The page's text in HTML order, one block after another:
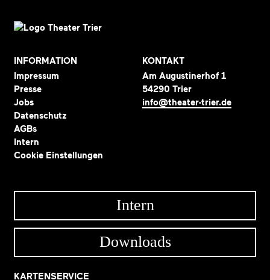
INFORMATION
Impressum
Presse
Jobs
Datenschutz
AGBs
Intern
Cookie Einstellungen
KONTAKT
Am Augustinerhof 1
54290 Trier
info@theater-trier.de
Intern
Downloads
KARTENSERVICE